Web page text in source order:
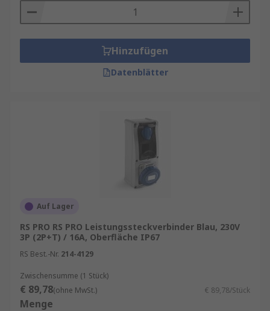
Hinzufügen
Datenblätter
Auf Lager
RS PRO RS PRO Leistungssteckverbinder Blau, 230V
3P (2P+T) / 16A, Oberfläche IP67
RS Best.-Nr. 214-4129
Zwischensumme (1 Stück)
€ 89,78(ohne MwSt.) € 89,78/Stück
Menge